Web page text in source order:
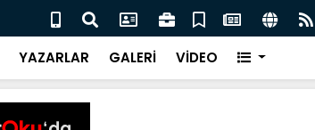
Başkan Kurnaz: İlkadım’da Gönüllere Dokunuyoruz
YAZARLAR GALERİ VİDEO